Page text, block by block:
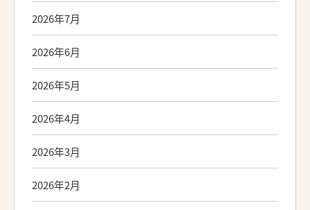
2026年7月
2026年6月
2026年5月
2026年4月
2026年3月
2026年2月